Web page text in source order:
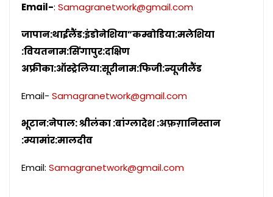
Email-: Samagranetwork@gmail.com
जापान:थाईलैंड:इंडोनेशिया”कम्बोडिया:मलेशिया
:वियतनाम:सिंगापुर:दक्षिण
अफ्रीका:ऑस्ट्रेलिया:सूरीनाम:फिजी:न्यूजीलैंड
Email- Samagranetwork@gmail.com
भूटान:नेपाल: श्रीलंका :बांग्लादेश :अफ़ग़ानिस्तान
:म्यामांर:मालदीव
Email: Samagranetwork@gmail.com